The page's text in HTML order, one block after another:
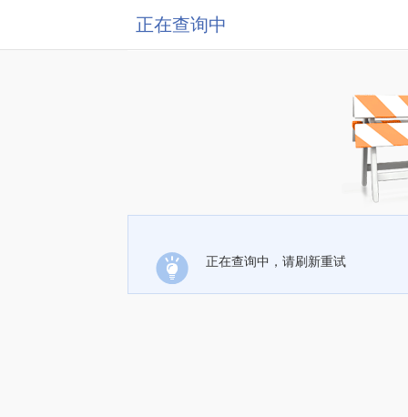
正在查询中
正在查询中，请刷新重试